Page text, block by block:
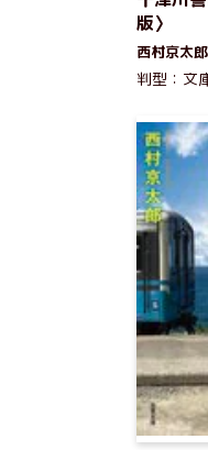
版〉
西村京太
判型：文